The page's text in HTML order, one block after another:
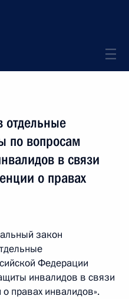
отдельные
по вопросам
в связи
о правах
закон
Федерации
инвалидов в связи
правах инвалидов».